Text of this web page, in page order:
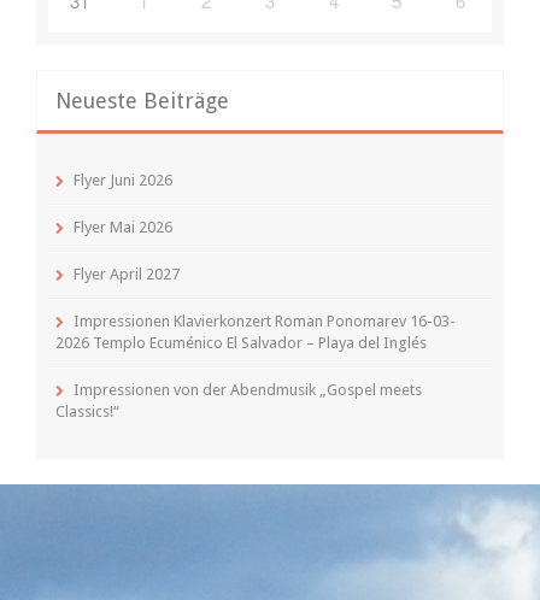
Neueste Beiträge
Flyer Juni 2026
Flyer Mai 2026
Flyer April 2027
Impressionen Klavierkonzert Roman Ponomarev 16-03-
2026 Templo Ecuménico El Salvador – Playa del Inglés
Impressionen von der Abendmusik „Gospel meets
Classics!“